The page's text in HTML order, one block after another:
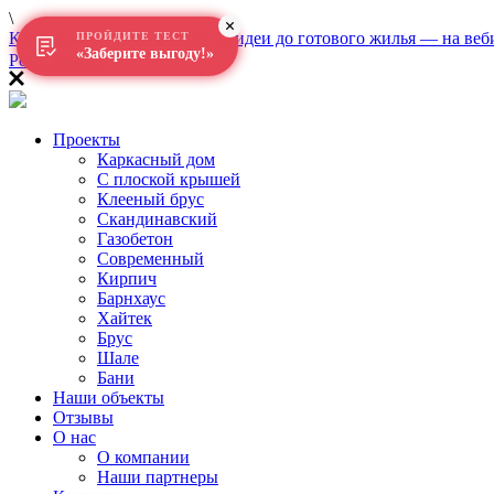
\
Как построить дом в 2026: от идеи до готового жилья — на
Регистрация
Проекты
Каркасный дом
С плоской крышей
Клееный брус
Скандинавский
Газобетон
Современный
Кирпич
Барнхаус
Хайтек
Брус
Шале
Бани
Наши объекты
Отзывы
О нас
О компании
Наши партнеры
ПРОЙДИТЕ ТЕСТ
«Заберите выгоду!»